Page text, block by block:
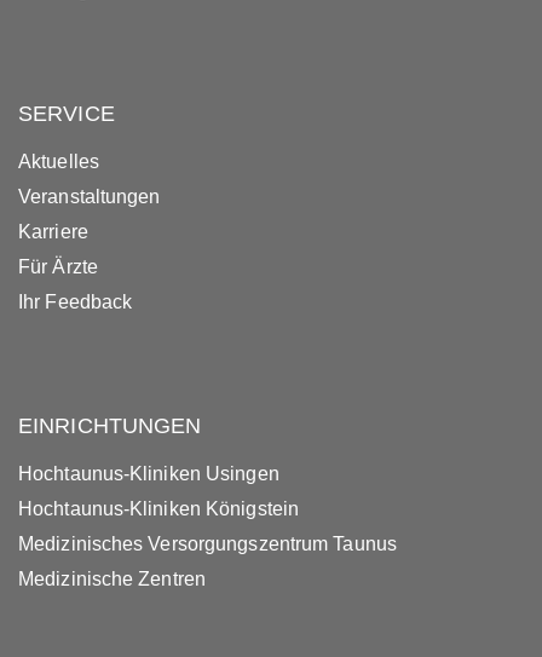
SERVICE
Aktuelles
Veranstaltungen
Karriere
Für Ärzte
Ihr Feedback
EINRICHTUNGEN
Hochtaunus-Kliniken Usingen
Hochtaunus-Kliniken Königstein
Medizinisches Versorgungszentrum Taunus
Medizinische Zentren